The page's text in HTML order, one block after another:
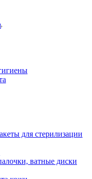
для стерилизации
ватные диски